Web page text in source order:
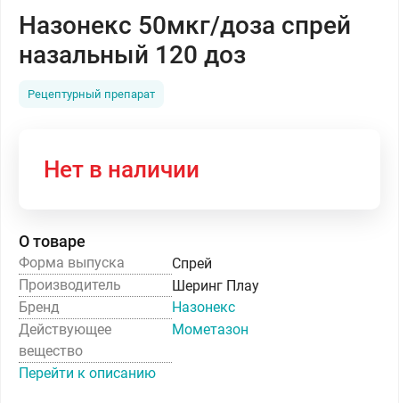
Назонекс 50мкг/доза спрей
назальный 120 доз
Рецептурный препарат
Нет в наличии
О товаре
Форма выпуска
Спрей
Производитель
Шеринг Плау
Бренд
Назонекс
Действующее
вещество
Мометазон
Перейти к описанию